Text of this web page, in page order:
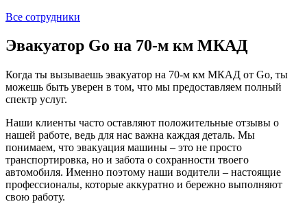
Все сотрудники
Эвакуатор Go на 70-м км МКАД
Когда ты вызываешь эвакуатор на 70-м км МКАД от Go, ты
можешь быть уверен в том, что мы предоставляем полный
спектр услуг.
Наши клиенты часто оставляют положительные отзывы о
нашей работе, ведь для нас важна каждая деталь. Мы
понимаем, что эвакуация машины – это не просто
транспортировка, но и забота о сохранности твоего
автомобиля. Именно поэтому наши водители – настоящие
профессионалы, которые аккуратно и бережно выполняют
свою работу.